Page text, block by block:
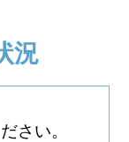
況
さい。